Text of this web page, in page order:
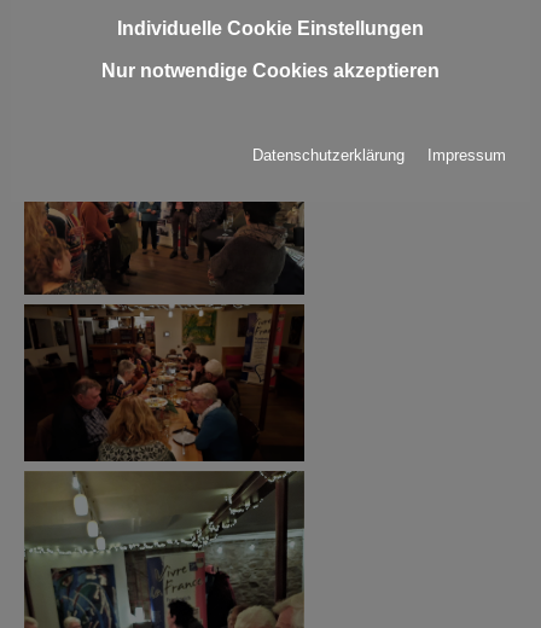
Individuelle Cookie Einstellungen
Nur notwendige Cookies akzeptieren
Datenschutzerklärung Impressum
Show larger version
Show larger version